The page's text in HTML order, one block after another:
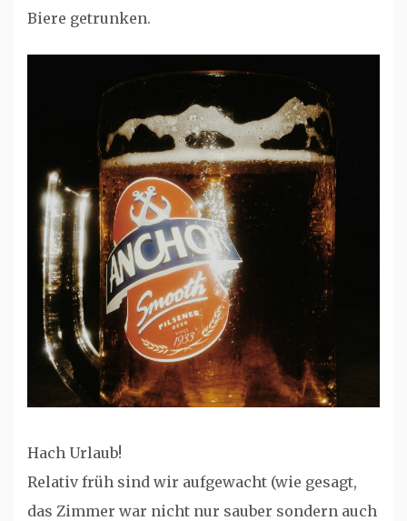
Biere getrunken.
Hach Urlaub!
Relativ früh sind wir aufgewacht (wie gesagt,
das Zimmer war nicht nur sauber sondern auch